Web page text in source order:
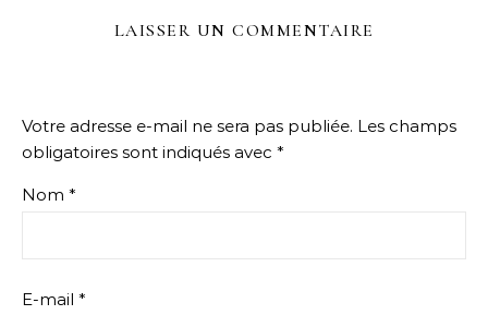
LAISSER UN COMMENTAIRE
Votre adresse e-mail ne sera pas publiée. Les champs
obligatoires sont indiqués avec *
Nom *
E-mail *